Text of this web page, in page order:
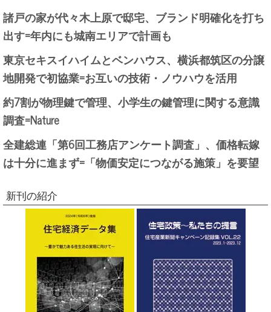
諸戸の家が代々木上原で邸宅、ブランド明確化を打ち
出す=年内にも城南エリアで計画も
東京セキスイハイムとベンハウス、横浜都筑区の分譲
地開発で初協業=お互いの技術・ノウハウを活用
約7割が物理鍵で管理、小学生の鍵管理に関する意識
調査=Nature
全建総連「第6回工務店アンケート調査」、価格転嫁
は十分に進まず=「物価安定につながる施策」を要望
新刊の紹介